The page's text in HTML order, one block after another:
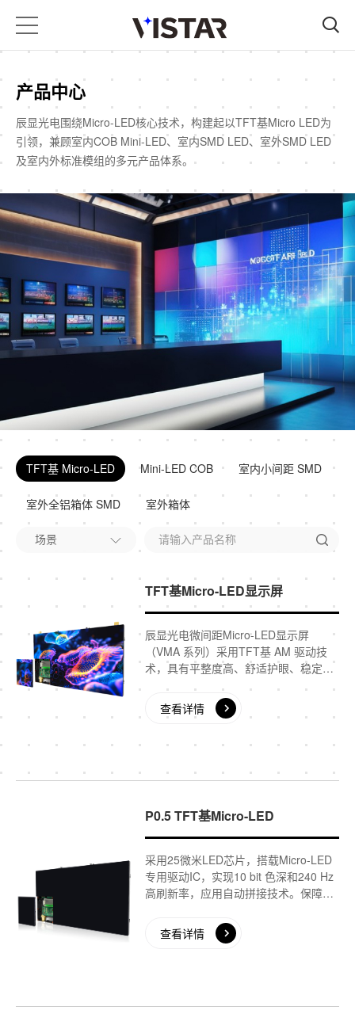
产品中心
辰显光电围绕Micro-LED核心技术，构建起以TFT基Micro LED为
引领，兼顾室内COB Mini-LED、室内SMD LED、室外SMD LED
及室内外标准模组的多元产品体系。
TFT基 Micro-LED Mini-LED COB 室内小间距 SMD
室外全铝箱体 SMD 室外箱体
TFT基Micro-LED显示屏
辰显光电微间距Micro-LED显示屏
（VMA 系列）采用TFT基 AM 驱动技
术，具有平整度高、舒适护眼、稳定可
16:9，可满足指挥监控中心、高端会
议、广电演播、展览展示等应用场景的
查看详情
P0.5 TFT基Micro-LED
采用25微米LED芯片，搭载Micro-LED
专用驱动IC，实现10 bit 色深和240 Hz
高刷新率，应用自动拼接技术。保障数
外该拼接屏还同时具备高亮度、高对比
度、高色彩饱和度、长寿命等卓越特
查看详情